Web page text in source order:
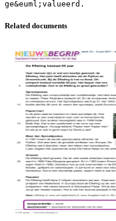
Related documents